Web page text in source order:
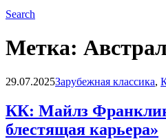
Search
Метка:
Blog
29.07.2025Зарубежная классика,
КК: Майлз
блестящая карьера»